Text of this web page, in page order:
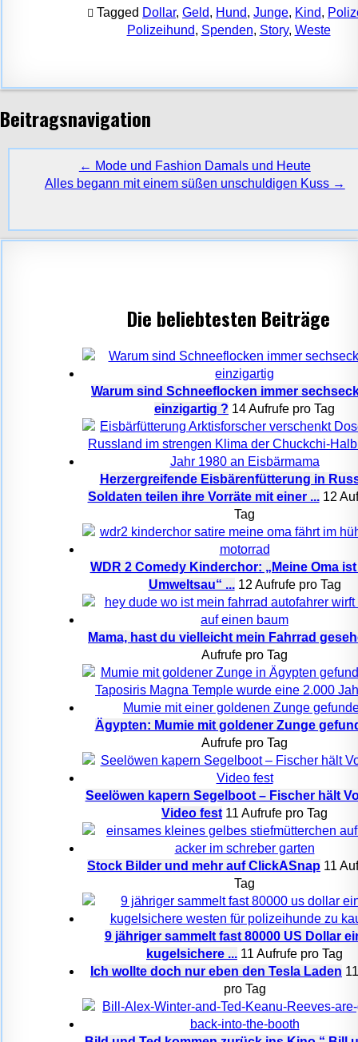
Tagged Dollar, Geld, Hund, Junge, Kind,
Polizeihund, Spenden, Story, Weste
Beitragsnavigation
← Mode und Fashion Damals und Heute
Alles begann mit einem süßen unschuldigen Kuss →
Die beliebtesten Beiträge
Warum sind Schneeflocken immer
einzigartig ? 14 Aufrufe pro Tag
Herzergreifende Eisbärenfütterung in
Soldaten teilen ihre Vorräte mit einer ... 12
Tag
WDR 2 Comedy Kinderchor: „Meine Oma
Umweltsau“ ... 12 Aufrufe pro Tag
Mama, hast du vielleicht mein Fahrrad
Aufrufe pro Tag
Ägypten: Mumie mit goldener Zunge
Aufrufe pro Tag
Seelöwen kapern Segelboot – Fischer hält
Video fest 11 Aufrufe pro Tag
Stock Bilder und mehr auf ClickASnap 11
Tag
9 jähriger sammelt fast 80000 US Dollar
kugelsichere ... 11 Aufrufe pro Tag
Ich wollte doch nur eben den Tesla Laden
pro Tag